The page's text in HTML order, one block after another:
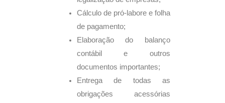
Cálculo de pró-labore e folha
de pagamento;
Elaboração do balanço
contábil e outros
documentos importantes;
Entrega de todas as
obrigações acessórias